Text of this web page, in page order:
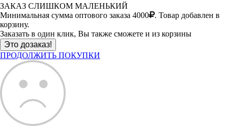
ЗАКАЗ СЛИШКОМ МАЛЕНЬКИЙ
Минимальная сумма оптового заказа 4000
. Товар добавлен в
корзину.
Заказать в один клик, Вы также сможете и из корзины
ПРОДОЛЖИТЬ ПОКУПКИ